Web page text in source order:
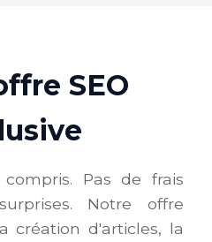
SEO
Pas de frais
Notre offre
création d'articles, la